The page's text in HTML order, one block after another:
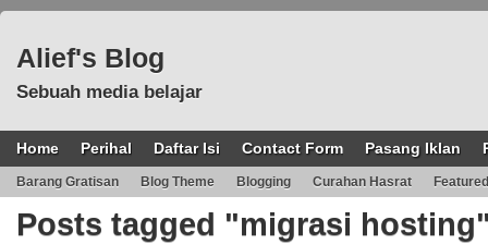
Alief's Blog
Sebuah media belajar
Home Perihal Daftar Isi Contact Form Pasang Iklan
Barang Gratisan Blog Theme Blogging Curahan Hasrat Featured
Posts tagged "migrasi